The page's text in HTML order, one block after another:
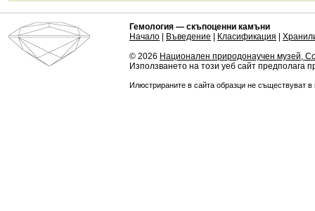
Гемология — скъпоценни камъни
Начало
Въведение Класификация
© 2026 Национален природонаучен музей,
Използването на този уеб сайт предполага
Илюстрираните в сайта образци не съществуват